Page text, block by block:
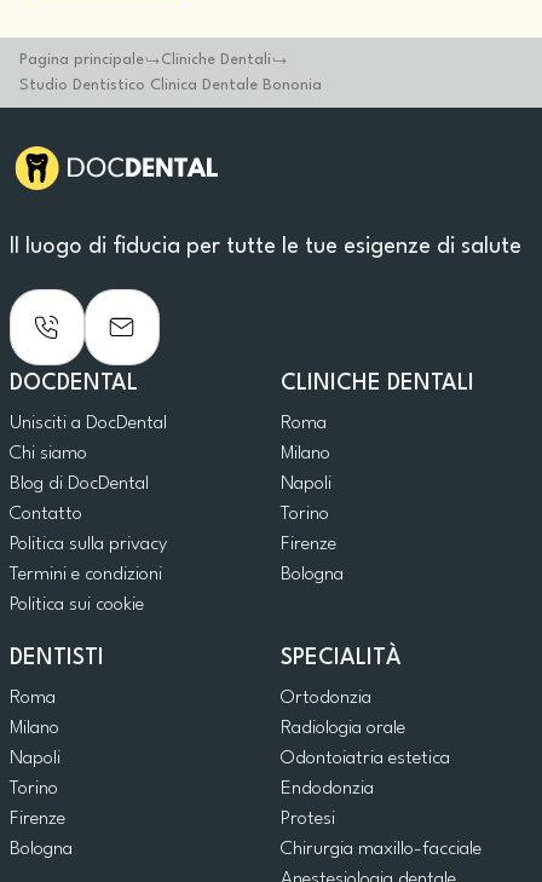
Pagina principale
Cliniche Dentali
Studio Dentistico Clinica Dentale Bononia
Il luogo di fiducia per tutte le tue esigenze di salute
DOCDENTAL
Unisciti a DocDental
Chi siamo
Blog di DocDental
Contatto
Politica sulla privacy
Termini e condizioni
Politica sui cookie
CLINICHE DENTALI
Roma
Milano
Napoli
Torino
Firenze
Bologna
DENTISTI
Roma
Milano
Napoli
Torino
Firenze
Bologna
SPECIALITÀ
Ortodonzia
Radiologia orale
Odontoiatria estetica
Endodonzia
Protesi
Chirurgia maxillo-facciale